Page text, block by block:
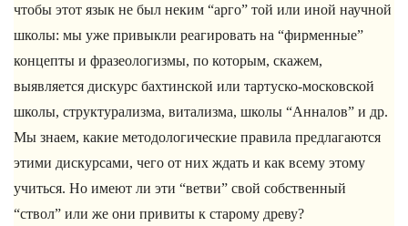
чтобы этот язык не был неким “арго” той или иной научной
школы: мы уже привыкли реагировать на “фирменные”
концепты и фразеологизмы, по которым, скажем,
выявляется дискурс бахтинской или тартуско-московской
школы, структурализма, витализма, школы “Анналов” и др.
Мы знаем, какие методологические правила предлагаются
этими дискурсами, чего от них ждать и как всему этому
учиться. Но имеют ли эти “ветви” свой собственный
“ствол” или же они привиты к старому древу?